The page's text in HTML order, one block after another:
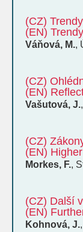
(CZ)
(EN)
Váňová, M.,
(CZ)
(EN)
Vašutová, J.,
(CZ)
(EN)
Morkes, F.,
(CZ) Další
(EN)
Kohnová, J.,